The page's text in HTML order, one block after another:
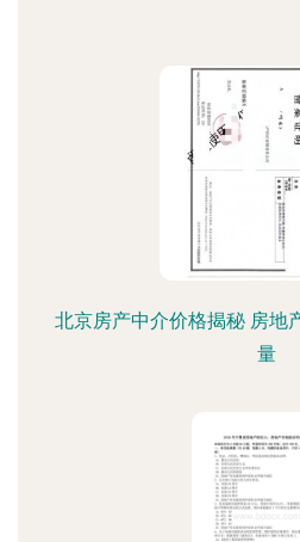
北京房产中介价格揭秘 房地
量